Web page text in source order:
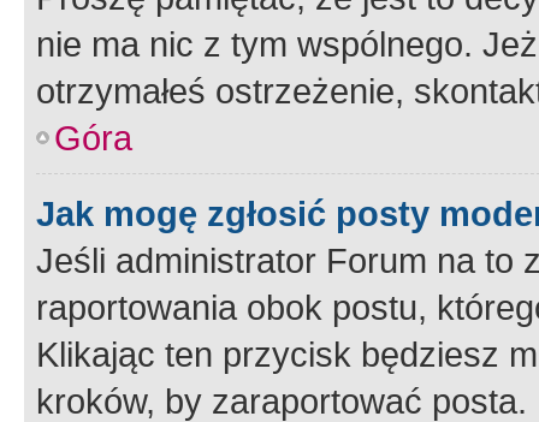
nie ma nic z tym wspólnego.
otrzymałeś ostrzeżenie,
Góra
Jak mogę zgłosić posty
Jeśli administrator Forum na to
raportowania obok postu,
Klikając ten przycisk będziesz
kroków, by zaraportować posta.